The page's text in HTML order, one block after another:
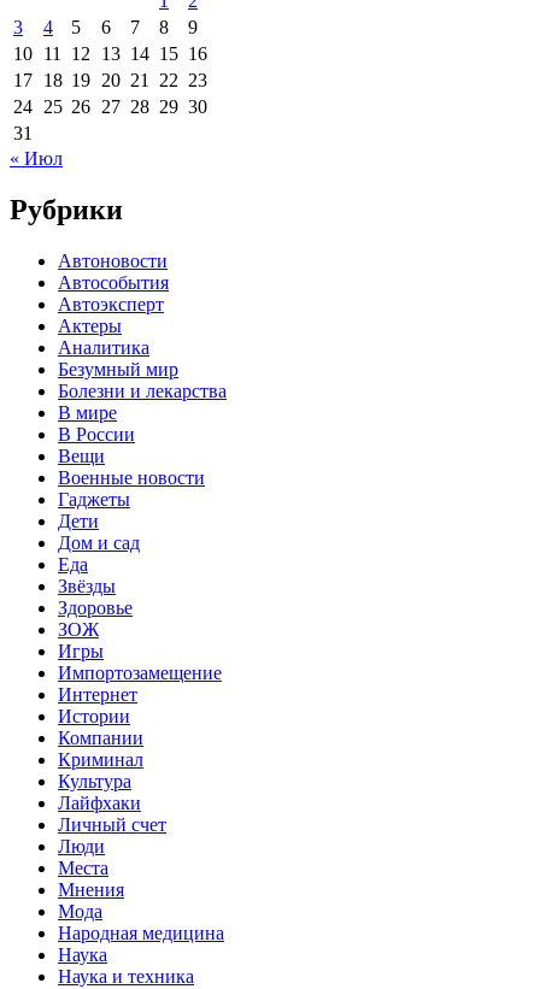
3
4 5 6 7 8
9
10 11 12 13 14 15 16
17 18 19 20 21 22 23
24 25 26 27 28 29 30
31
« Июл
Рубрики
Автоновости
Автособытия
Автоэксперт
Актеры
Аналитика
Безумный мир
Болезни и лекарства
В мире
В России
Вещи
Военные новости
Гаджеты
Дети
Дом и сад
Еда
Звёзды
Здоровье
ЗОЖ
Игры
Импортозамещение
Интернет
Истории
Компании
Криминал
Культура
Лайфхаки
Личный счет
Люди
Места
Мнения
Мода
Народная медицина
Наука
Наука и техника